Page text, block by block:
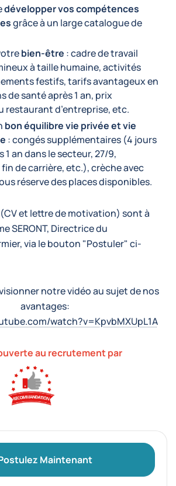
développer vos compétences
grâce à un large catalogue de
bien-être : cadre de travail
à taille humaine, activités
festifs, tarifs avantageux en
de santé après 1 an, prix
restaurant d’entreprise, etc.
bon équilibre vie privée et vie
: congés supplémentaires (4 jours
1 an dans le secteur, 27/9,
de carrière, etc.), crèche avec
réserve des places disponibles.
et lettre de motivation) sont à
SERONT, Directrice du
via le bouton "Postuler" ci-
notre vidéo au sujet de nos
avantages:
watch?v=KpvbMXUpL1A
au recrutement par
Maintenant